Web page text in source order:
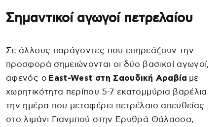
Σημαντικοί αγωγοί πετρελαίου
Σε άλλους παράγοντες που επηρεάζουν την
προσφορά σημειώνονται οι δύο βασικοί αγωγοί,
αφενός ο East-West στη Σαουδική Αραβία με
χωρητικότητα περίπου 5-7 εκατομμύρια βαρέλια
την ημέρα που μεταφέρει πετρέλαιο απευθείας
στο λιμάνι Γιανμπού στην Ερυθρά Θάλασσα,